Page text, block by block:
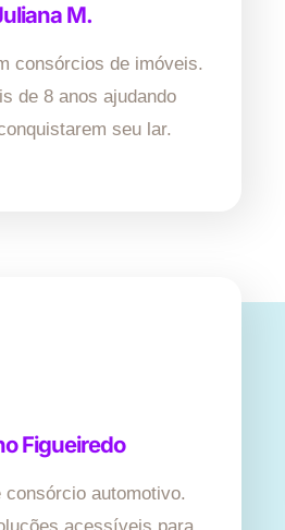
M.
consórcios de imóveis.
de 8 anos ajudando
seu lar.
Figueiredo
consórcio automotivo.